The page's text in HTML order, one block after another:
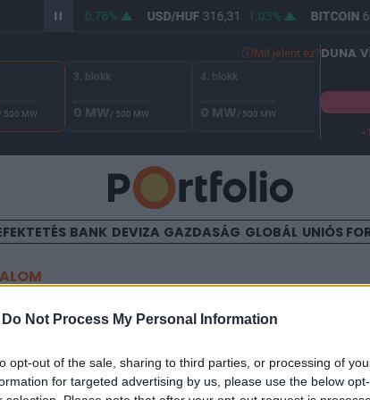
Do Not Process My Personal Information
opt-out of the sale, sharing to third parties, or processing of
for targeted advertising by us, please use the below
364,48 0,76% USD/HUF316,31 1,03% BITCOIN
Mit jelent ez?
/ 500 MW
3. blokk
0 MW/ 500 MW
4. blokk
0 MW/ 500 MW
DUNA
-
BANK DEVIZA GAZDASÁG GLOBÁL UNIÓS
váltotta a Graphisoft-ot